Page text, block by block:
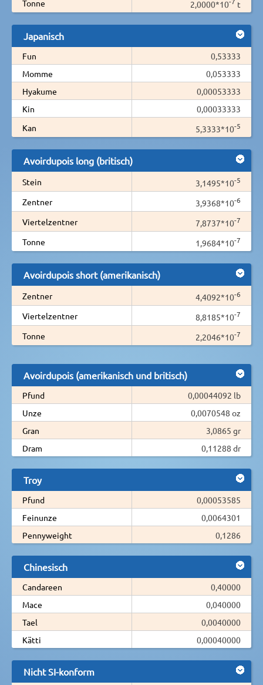
Tonne
2,0000*10 t
Japanisch
Fun
0,53333
Momme
0,053333
Hyakume
0,00053333
Kin
0,00033333
Kan
5,3333*10-5
Avoirdupois long (britisch)
Stein 3,1495*10-5
Zentner 3,9368*10-6
Viertelzentner 7,8737*10-7
Tonne 1,9684*10-7
Avoirdupois short (amerikanisch)
Zentner 4,4092*10-6
Viertelzentner 8,8185*10-7
Tonne 2,2046*10-7
Avoirdupois (amerikanisch und britisch)
Pfund
0,00044092 lb
Unze
0,0070548 oz
Gran
3,0865 gr
Dram
0,11288 dr
Troy
Pfund
0,00053585
Feinunze
0,0064301
Pennyweight
0,1286
Chinesisch
Candareen
0,40000
Mace
0,040000
Tael
0,0040000
Kätti
0,00040000
Nicht SI-konform